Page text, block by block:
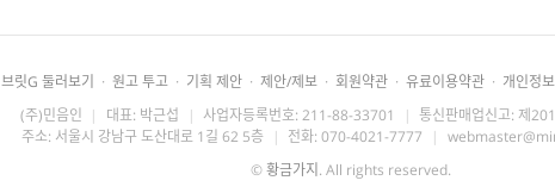
브릿G 둘러보기 · 원고 투고 · 기획 제안 · 제안/제보 · 회원약관 · 유료이용약관 · 개인정
(주)민음인 | 대표: 박근섭 | 사업자등록번호: 211-88-33701 | 통신판매업신고: 제
주소: 서울시 강남구 도산대로 1길 62 5층 | 전화: 070-4021-7777 |
©황금가지 . All rights reserved.